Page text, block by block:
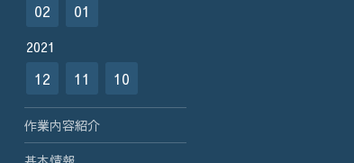
02
01
2021
12 11 10
作業内容紹介